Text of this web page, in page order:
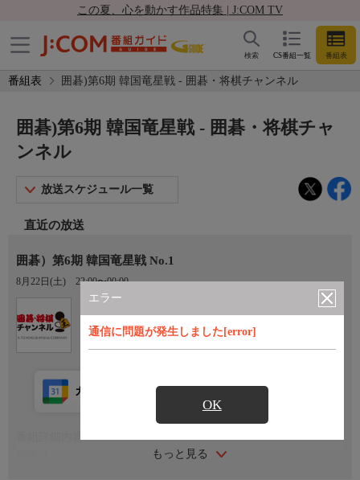
この夏、心を動かす作品特集 | J:COM TV
CS番組一覧 番組表
検索
番組表 囲碁)第6期 韓国竜星戦 - 囲碁・将棋チャンネル
エラー
通信に問題が発生しました[error]
OK
囲碁)第6期 韓国竜星戦 - 囲碁・将棋チャ
ンネル
放送スケジュール一覧
直近の放送
囲碁）第6期 韓国竜星戦 No.1
8月22日(土) 22:00〜00:00
もっと見る
カレンダー登録 アプリ視聴